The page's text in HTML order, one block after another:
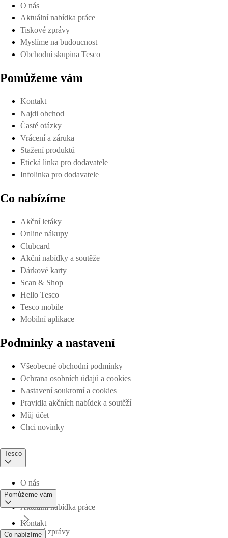
O nás
Aktuální nabídka práce
Tiskové zprávy
Myslíme na budoucnost
Obchodní skupina Tesco
Pomůžeme vám
Kontakt
Najdi obchod
Časté otázky
Vrácení a záruka
Stažení produktů
Etická linka pro dodavatele
Infolinka pro dodavatele
Co nabízíme
Akční letáky
Online nákupy
Clubcard
Akční nabídky a soutěže
Dárkové karty
Scan & Shop
Hello Tesco
Tesco mobile
Mobilní aplikace
Podmínky a nastavení
Všeobecné obchodní podmínky
Ochrana osobních údajů a cookies
Nastavení soukromí a cookies
Pravidla akčních nabídek a soutěží
Můj účet
Chci novinky
Tesco
O nás
Aktuální nabídka práce
Tiskové zprávy
Pomůžeme vám
Kontakt
Co nabízíme